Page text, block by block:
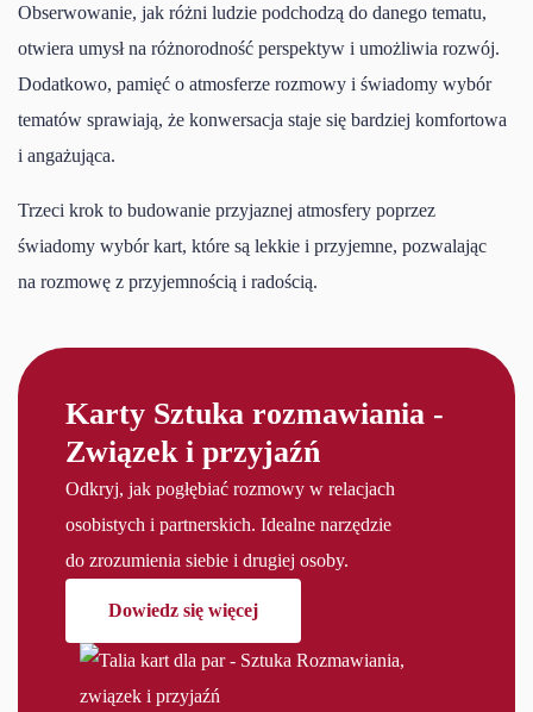
Obserwowanie, jak różni ludzie podchodzą do danego tematu,
otwiera umysł na różnorodność perspektyw i umożliwia rozwój.
Dodatkowo, pamięć o atmosferze rozmowy i świadomy wybór
tematów sprawiają, że konwersacja staje się bardziej komfortowa
i angażująca.
Trzeci krok to budowanie przyjaznej atmosfery poprzez
świadomy wybór kart, które są lekkie i przyjemne, pozwalając
na rozmowę z przyjemnością i radością.
Karty Sztuka rozmawiania -
Związek i przyjaźń
Odkryj, jak pogłębiać rozmowy w relacjach
osobistych i partnerskich. Idealne narzędzie
do zrozumienia siebie i drugiej osoby.
Dowiedz się więcej